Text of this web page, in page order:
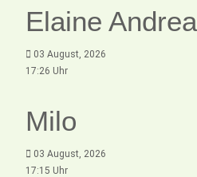
Elaine Andrea
03 August, 2026
17:26 Uhr
Milo
03 August, 2026
17:15 Uhr